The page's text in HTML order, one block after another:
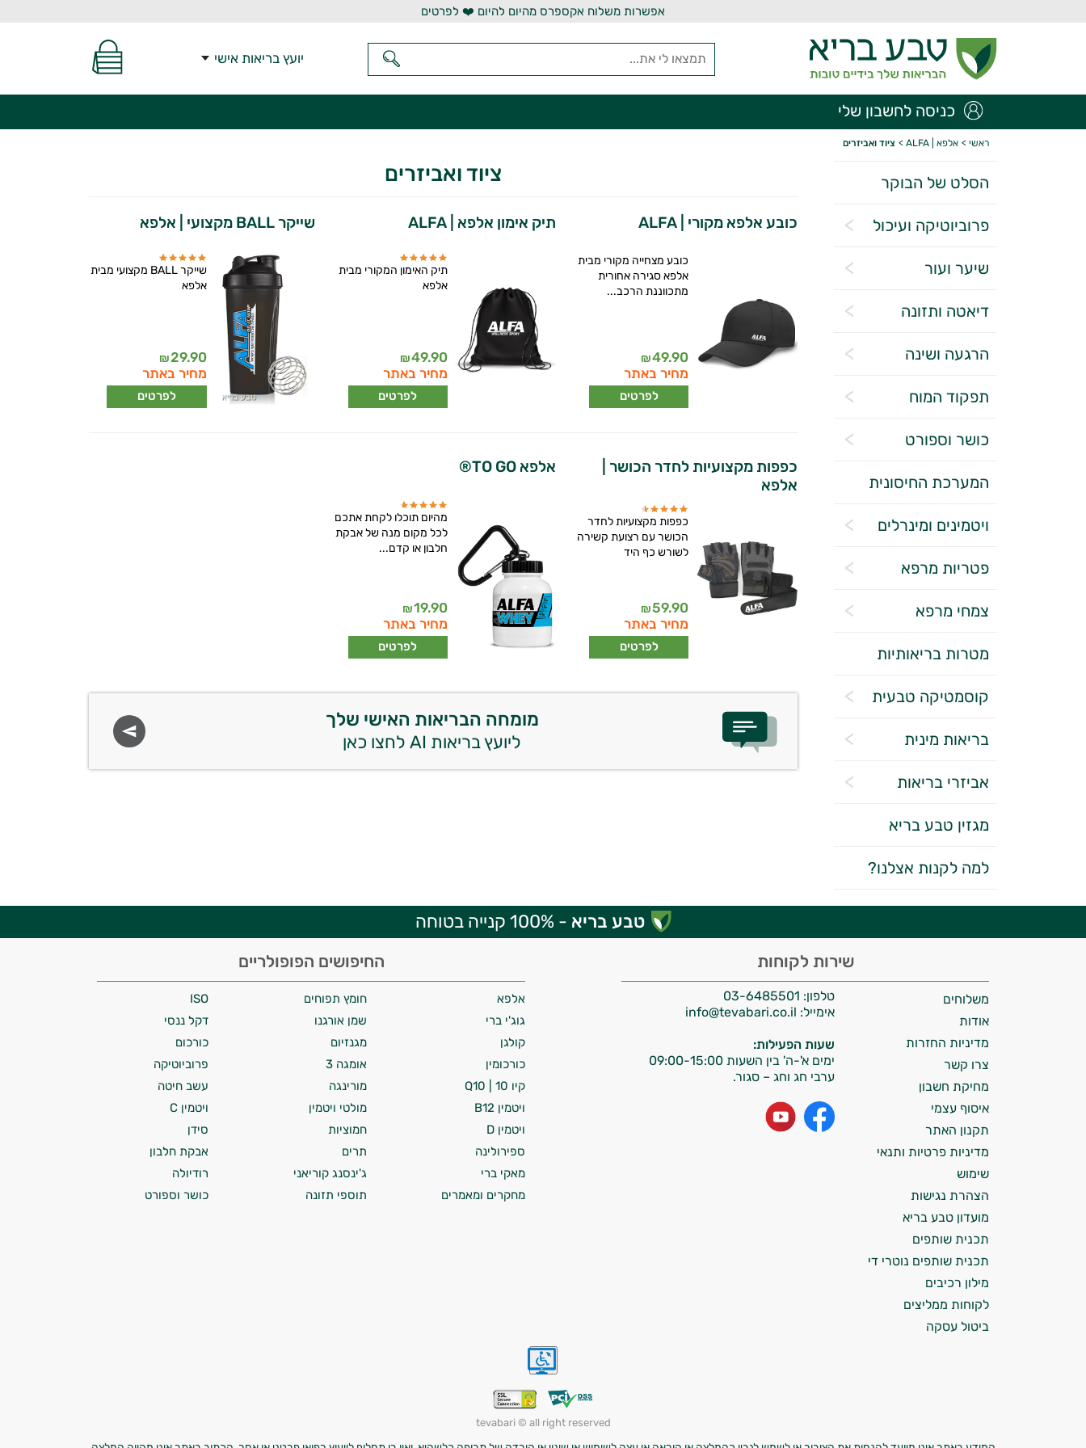
אפשרות משלוח אקספרס מהיום להיום ❤️ לפרטים
יועץ בריאות אישי
כניסה לחשבון שלי
ראשי > אלפא | ALFA > ציוד ואביזרים
הסלט של הבוקר
פרוביוטיקה ועיכול
שיער ועור
דיאטה ותזונה
הרגעה ושינה
תפקוד המוח
כושר וספורט
המערכת החיסונית
ויטמינים ומינרלים
פטריות מרפא
צמחי מרפא
מטרות בריאותיות
קוסמטיקה טבעית
בריאות מינית
אביזרי בריאות
מגזין טבע בריא
למה לקנות אצלנו?
ציוד ואביזרים
כובע אלפא מקורי | ALFA
כובע מצחייה מקורי מבית
אלפא סגירה אחורית
מתכווננת הרכב...
49.90
₪
מחיר באתר
לפרטים
תיק אימון אלפא | ALFA
תיק האימון המקורי מבית
אלפא
49.90
₪
מחיר באתר
לפרטים
שייקר BALL מקצועי | אלפא
שייקר BALL מקצועי מבית
אלפא
29.90
₪
מחיר באתר
לפרטים
כפפות מקצועיות לחדר הכושר |
אלפא
כפפות מקצועיות לחדר
הכושר עם רצועת קשירה
לשורש כף היד
59.90
₪
מחיר באתר
לפרטים
אלפא TO GO®
מהיום תוכלו לקחת אתכם
לכל מקום מנה של אבקת
חלבון או קדם...
19.90
₪
מחיר באתר
לפרטים
מומחה הבריאות האישי שלך
ליועץ בריאות AI לחצו כאן
טבע בריא - 100% קנייה בטוחה
שירות לקוחות
טלפון: 03-6485501
אימייל:
שעות הפעילות:
ימים א'-ה' בין השעות 09:00-15:00
ערבי חג וחג – סגור.
משלוחים
אודות
מדיניות החזרות
צרו קשר
מחיקת חשבון
איסוף עצמי
תקנון האתר
מדיניות פרטיות ותנאי
שימוש
הצהרת נגישות
מועדון טבע בריא
תכנית שותפים
תכנית שותפים נוטרי די
מילון רכיבים
לקוחות ממליצים
ביטול עסקה
החיפושים הפופולריים
אלפא חומץ תפוחים
ISO
גוג'י ברי
שמן אורגנו
דקל ננסי
קולגן
מגנזיום
כורכום
כורכומין
אומגה 3
פרוביוטיקה
קיו 10 | Q10
מורינגה
עשב חיטה
ויטמין B12
מולטי ויטמין
ויטמין C
ויטמין D
חמוציות
סידן
ספירולינה
תרים
אבקת חלבון
מאקי ברי
ג'ינסנג קוריאני
רודיולה
מחקרים ומאמרים
תוספי תזונה כושר וספורט
tevabari © all right reserved
יועץ בריאות אישי AI
התשובות שלי מבוססות על מאגרי מידע קליניים
וספרות מקצועית בתחומי הרפואה הטבעית
ותזונת הספורט.
אני כאן כדי לעזור לך להתאים את תוספי
התזונה ומוצרי הבריאות המדויקים למטרות
ולמצב הגופני שלך, ולהסביר לך אילו רכיבים
עובדים יחד כדי למקסם תוצאות גם בחיי היום
המטרה שלי היא להתאים עבורך המלצות
אישיות מבוססות מדעית.
זה הזמן להתחיל. איך אוכל לעזור?